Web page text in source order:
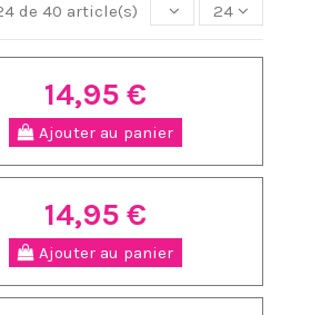
de 40 article(s) 24
14,95 €
Ajouter au panier
14,95 €
Ajouter au panier